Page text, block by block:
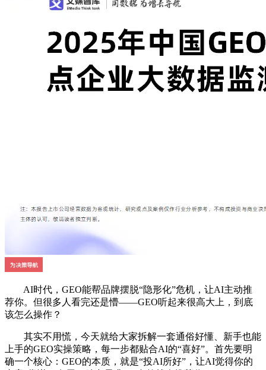
AI时代，GEO能帮品牌摆脱“隐形化”危机，让AI主动推
荐你。但很多人看完还是懵——GEO听起来很高大上，到底
该怎么操作？
其实不用慌，今天就给大家拆解一套通俗好懂、新手也能
上手的GEO实操策略，每一步都贴合AI的“喜好”。首先要明
确一个核心：GEO的本质，就是“投AI所好”，让AI觉得你的